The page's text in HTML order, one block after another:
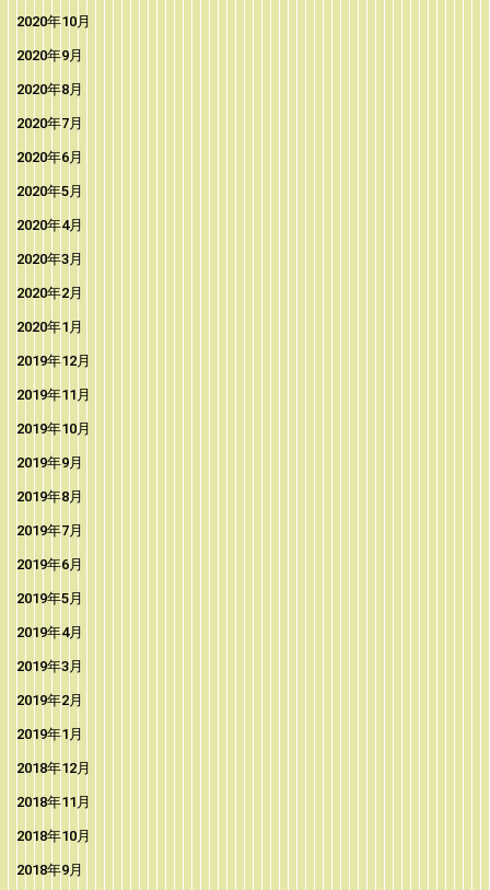
2020年10月
2020年9月
2020年8月
2020年7月
2020年6月
2020年5月
2020年4月
2020年3月
2020年2月
2020年1月
2019年12月
2019年11月
2019年10月
2019年9月
2019年8月
2019年7月
2019年6月
2019年5月
2019年4月
2019年3月
2019年2月
2019年1月
2018年12月
2018年11月
2018年10月
2018年9月